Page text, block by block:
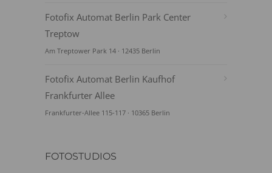
Fotofix Automat Berlin Park Center
Treptow
Am Treptower Park 14 · 12435 Berlin
Fotofix Automat Berlin Kaufhof
Frankfurter Allee
Frankfurter-Allee 115-117 · 10365 Berlin
FOTOSTUDIOS